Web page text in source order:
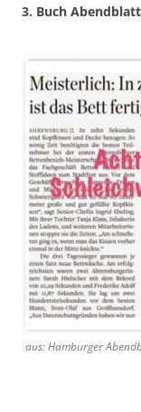
3. Buch
aus: Hamburger